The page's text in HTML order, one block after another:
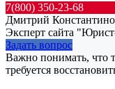
7(800) 350-23-68
Дмитрий
Эксперт сайта
Задать вопрос
Важно понимать, что
требуется